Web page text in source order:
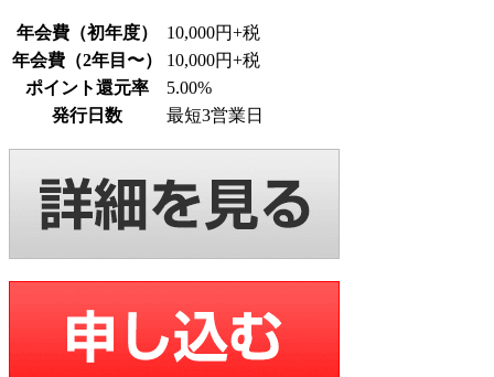
年会費（初年度）
10,000円+税
年会費（2年目〜）
10,000円+税
ポイント還元率
5.00%
発行日数
最短3営業日